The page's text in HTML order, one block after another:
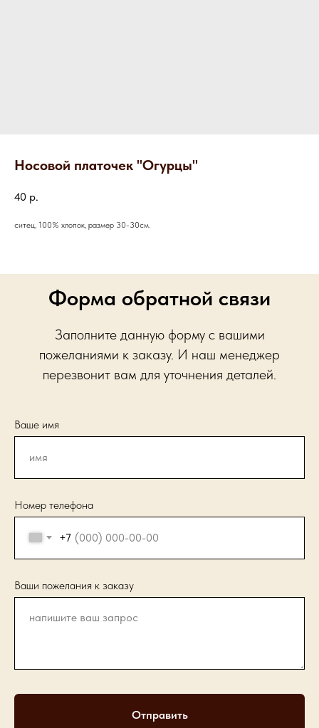
Носовой платочек "Огурцы"
40 р.
ситец, 100% хлопок, размер 30-30см.
Форма обратной связи
Заполните данную форму с вашими
пожеланиями к заказу. И наш менеджер
перезвонит вам для уточнения деталей.
Ваше имя
Номер телефона
+7
Ваши пожелания к заказу
Отправить